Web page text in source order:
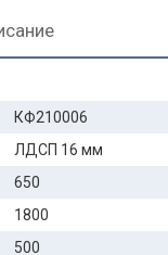
КФ210006
ЛДСП 16 мм
650
1800
500